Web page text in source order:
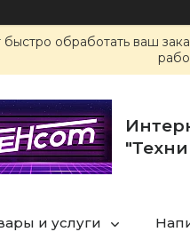
обработать ваш
и услуги